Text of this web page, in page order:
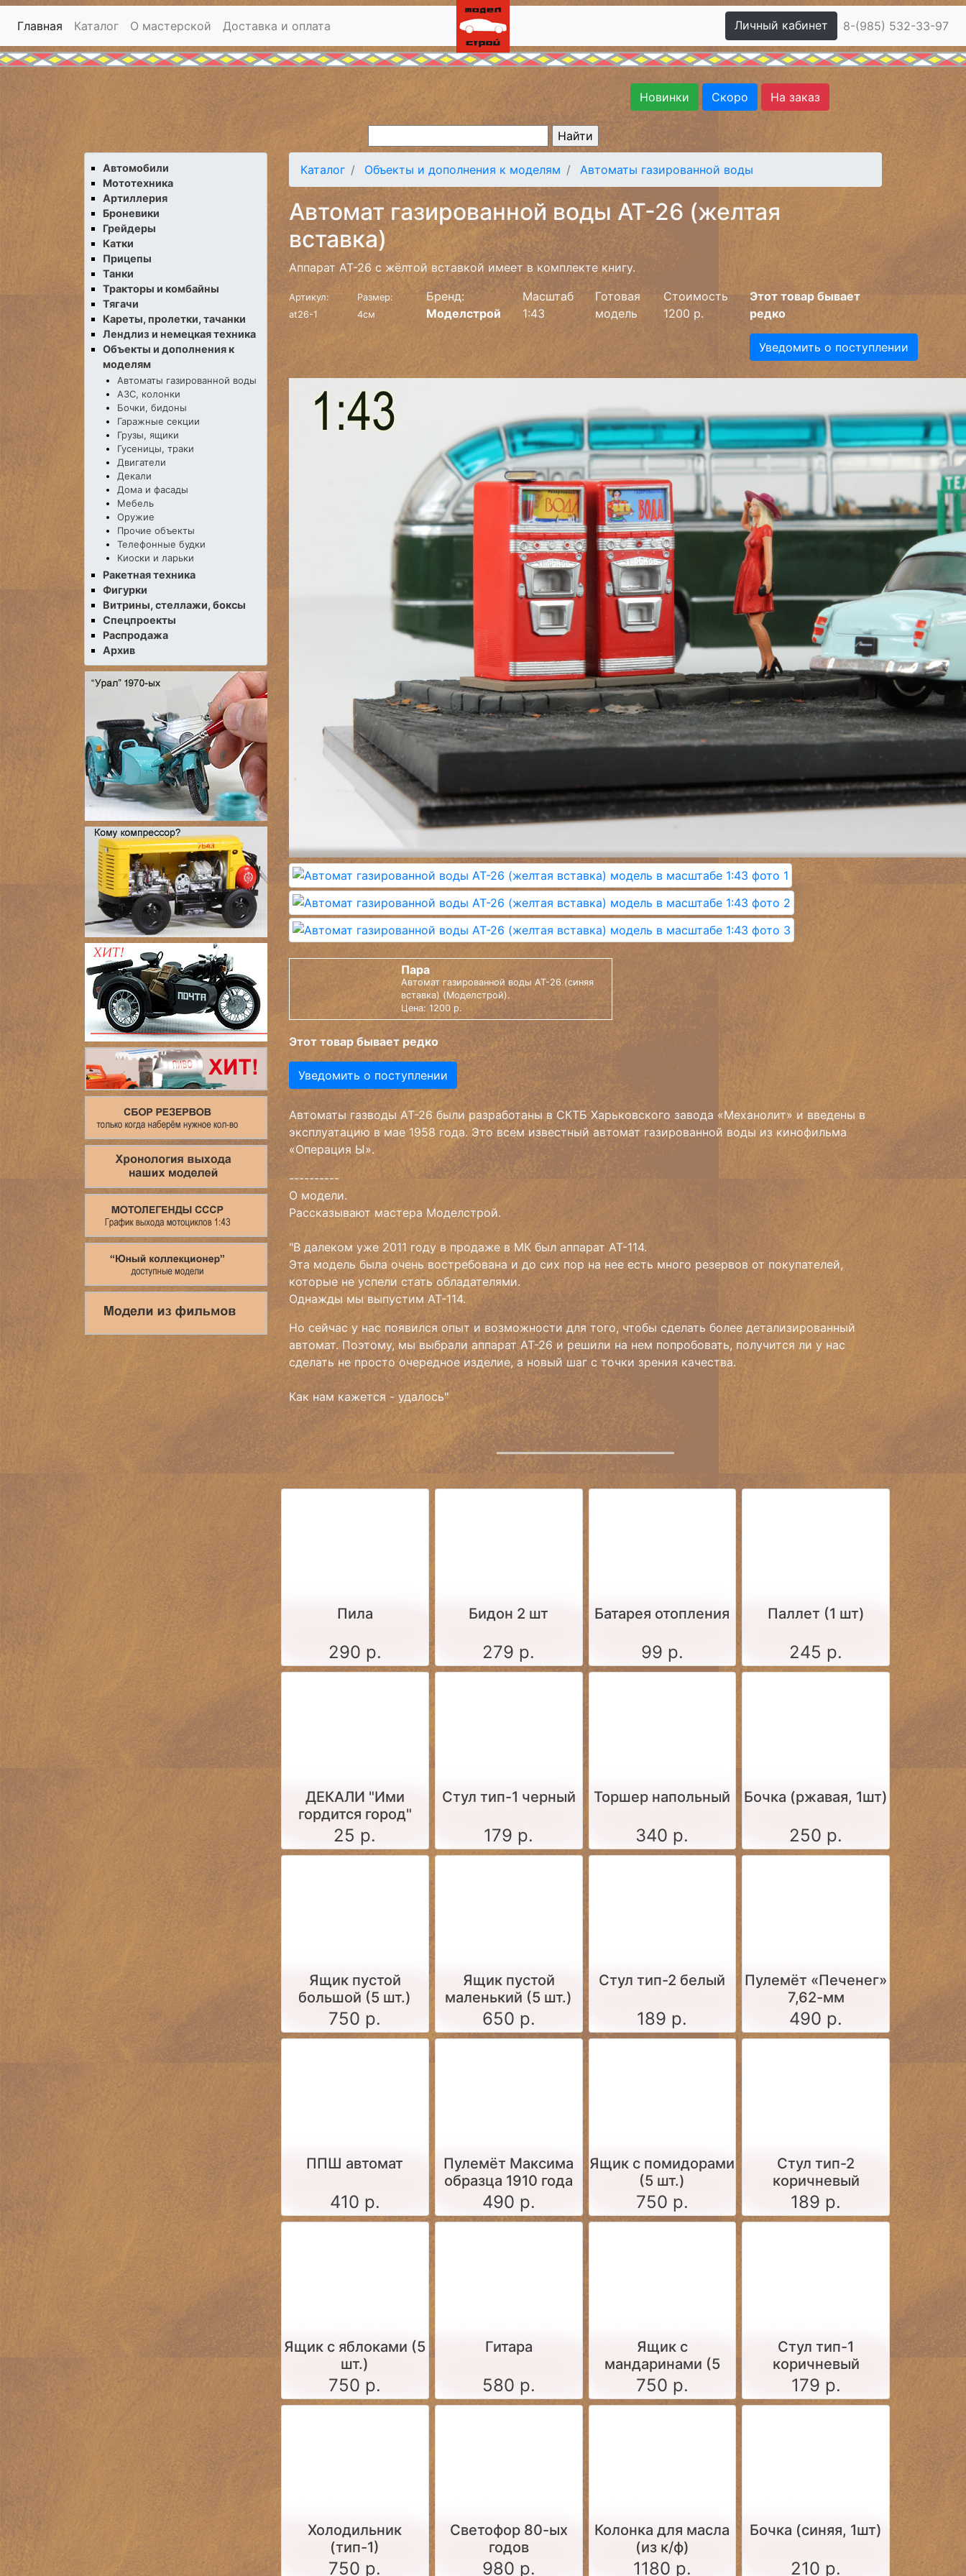
Главная Каталог О мастерской Доставка и оплата Личный кабинет 8-(985) 532-33-97
Новинки Скоро На заказ
Автомобили
Мототехника
Артиллерия
Броневики
Грейдеры
Катки
Прицепы
Танки
Тракторы и комбайны
Тягачи
Кареты, пролетки, тачанки
Лендлиз и немецкая техника
Объекты и дополнения к
моделям
Автоматы газированной воды
АЗС, колонки
Бочки, бидоны
Гаражные секции
Грузы, ящики
Гусеницы, траки
Двигатели
Декали
Дома и фасады
Мебель
Оружие
Прочие объекты
Телефонные будки
Киоски и ларьки
Ракетная техника
Фигурки
Витрины, стеллажи, боксы
Спецпроекты
Распродажа
Архив
Каталог Объекты и дополнения к моделям Автоматы газированной воды
Автомат газированной воды АТ-26 (желтая
вставка)
Аппарат АТ-26 с жёлтой вставкой имеет в комплекте книгу.
Артикул:
at26-1
Размер:
4см
Бренд:
Моделстрой
Масштаб
1:43
Готовая
модель
Стоимость
1200 р.
Этот товар бывает
редко
Уведомить о поступлении
Пара
Автомат газированной воды АТ-26 (синяя
вставка) (Моделстрой).
Цена: 1200 р.
Этот товар бывает редко
Уведомить о поступлении
Автоматы газводы АТ-26 были разработаны в СКТБ Харьковского завода «Механолит» и введены в
эксплуатацию в мае 1958 года. Это всем известный автомат газированной воды из кинофильма
«Операция Ы».
----------
О модели.
Рассказывают мастера Моделстрой.
"В далеком уже 2011 году в продаже в МК был аппарат АТ-114.
Эта модель была очень востребована и до сих пор на нее есть много резервов от покупателей,
которые не успели стать обладателями.
Однажды мы выпустим АТ-114.
Но сейчас у нас появился опыт и возможности для того, чтобы сделать более детализированный
автомат. Поэтому, мы выбрали аппарат АТ-26 и решили на нем попробовать, получится ли у нас
сделать не просто очередное изделие, а новый шаг с точки зрения качества.
Как нам кажется - удалось"
Пила
290 р.
Бидон 2 шт
279 р.
Батарея отопления
99 р.
Паллет (1 шт)
245 р.
ДЕКАЛИ "Ими
гордится город"
25 р.
Стул тип-1 черный
179 р.
Торшер напольный
340 р.
Бочка (ржавая, 1шт)
250 р.
Ящик пустой
большой (5 шт.)
750 р.
Ящик пустой
маленький (5 шт.)
650 р.
Стул тип-2 белый
189 р.
Пулемёт «Печенег»
7,62-мм
490 р.
ППШ автомат
410 р.
Пулемёт Максима
образца 1910 года
(набор для сборки
1:35)
490 р.
Ящик c помидорами
(5 шт.)
750 р.
Стул тип-2
коричневый
189 р.
Ящик c яблоками (5
шт.)
750 р.
Гитара
580 р.
Ящик c
мандаринами (5
шт.)
750 р.
Стул тип-1
коричневый
179 р.
Холодильник
(тип-1)
750 р.
Светофор 80-ых
годов
980 р.
Колонка для масла
(из к/ф)
1180 р.
Бочка (синяя, 1шт)
210 р.